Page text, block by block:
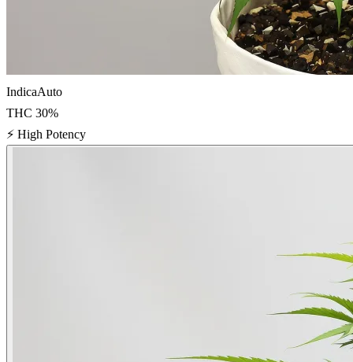
IndicaAuto
THC 30%
⚡ High Potency